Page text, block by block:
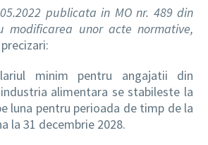
publicata in MO nr. 489 din
modificarea unor acte normative,
minim pentru angajatii din
alimentara se stabileste la
luna pentru perioada de timp de la
la 31 decembrie 2028.